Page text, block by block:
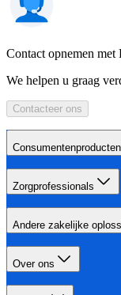
Contact opnemen met
We helpen u graag
Contacteer ons
Consumentenproducten
Zorgprofessionals
Andere zakelijke
Over ons